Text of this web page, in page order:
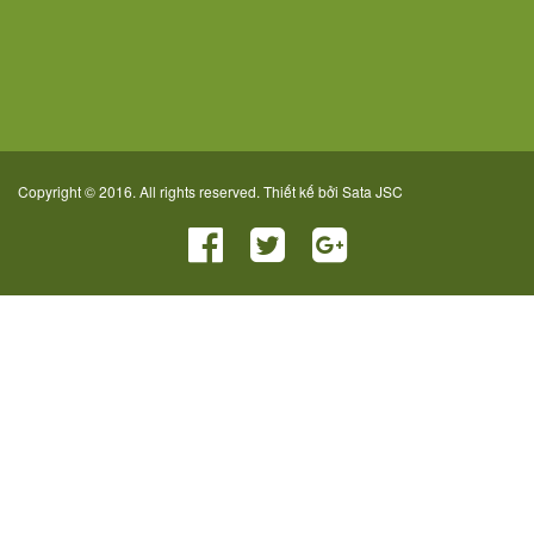
Copyright © 2016. All rights reserved. Thiết kế bởi Sata JSC